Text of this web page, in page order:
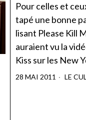
Pour celles et
tapé une bonne
lisant Please Kill
auraient vu la
Kiss sur les New
28 MAI 2011 LE